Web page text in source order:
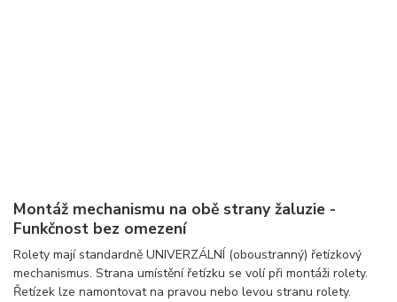
Montáž mechanismu na obě strany žaluzie -
Funkčnost bez omezení
Rolety mají standardně UNIVERZÁLNÍ (oboustranný) řetízkový
mechanismus. Strana umístění řetízku se volí při montáži rolety.
Řetízek lze namontovat na pravou nebo levou stranu rolety.